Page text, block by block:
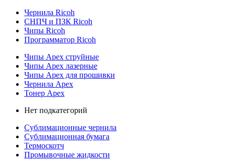
Чернила Ricoh
СНПЧ и ПЗК Ricoh
Чипы Ricoh
Программатор Ricoh
Чипы Apex струйные
Чипы Apex лазерные
Чипы Apex для прошивки
Чернила Apex
Тонер Apex
Нет подкатегорий
Сублимационные чернила
Сублимационная бумага
Термоскотч
Промывочные жидкости